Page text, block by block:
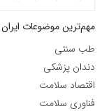
مهم‌ترین موضوعات
طب سنتی
دندان پزشکی
اقتصاد سلامت
فناوری سلامت